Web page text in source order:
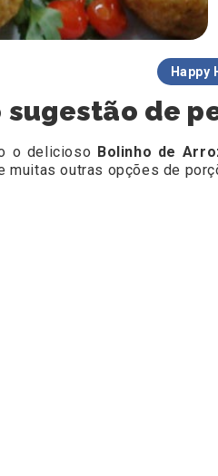
Happy
de
o delicioso Bolinho de
muitas outras opções de